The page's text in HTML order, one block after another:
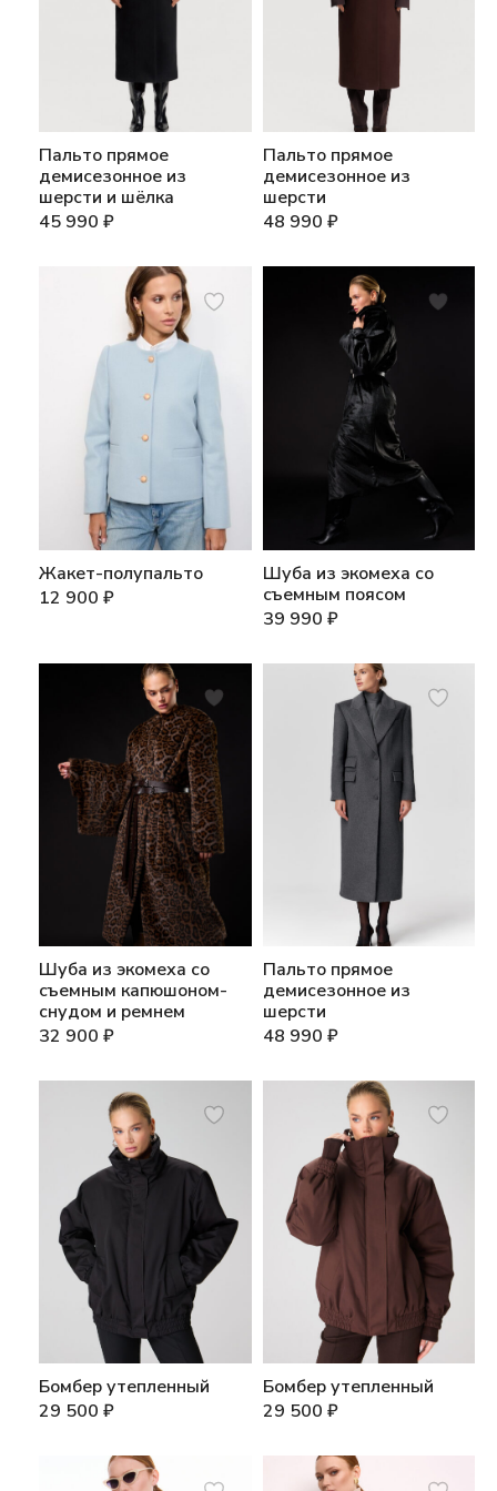
Пальто прямое
демисезонное из
шерсти и шёлка
45 990 ₽
Пальто прямое
демисезонное из
шерсти
48 990 ₽
Жакет-полупальто
12 900 ₽
Шуба из экомеха со
съемным поясом
39 990 ₽
Шуба из экомеха со
съемным капюшоном-
снудом и ремнем
32 900 ₽
Пальто прямое
демисезонное из
шерсти
48 990 ₽
Бомбер утепленный
29 500 ₽
Бомбер утепленный
29 500 ₽